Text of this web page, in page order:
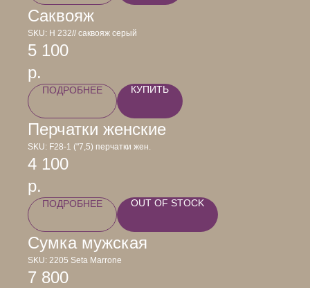
Саквояж
SKU: Н 232// саквояж серый
5 100
р.
ПОДРОБНЕЕ КУПИТЬ
Перчатки женские
SKU: F28-1 ("7,5) перчатки жен.
4 100
р.
ПОДРОБНЕЕ OUT OF STOCK
Сумка мужская
SKU: 2205 Seta Marrone
7 800